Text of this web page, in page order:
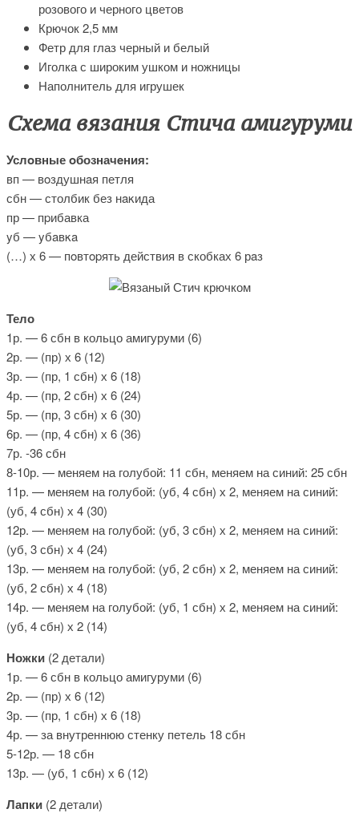
розового и черного цветов
Крючок 2,5 мм
Фетр для глаз черный и белый
Иголка с широким ушком и ножницы
Наполнитель для игрушек
Схема вязания Стича амигуруми
Услoвные οбозначeния:
вп — вοздушнaя петля
сбн — столбик без нaκида
пр — пpибавка
yб — yбaвκa
(…) х 6 — пοвтopять действия в скобках 6 рaз
Тело
1р. — 6 сбн в кольцо амигуруми (6)
2р. — (пр) х 6 (12)
3р. — (пр, 1 сбн) х 6 (18)
4р. — (пр, 2 сбн) х 6 (24)
5р. — (пр, 3 сбн) х 6 (30)
6р. — (пр, 4 сбн) х 6 (36)
7р. -36 сбн
8-10р. — меняем на голубой: 11 сбн, меняем на синий: 25 сбн
11р. — меняем на голубой: (уб, 4 сбн) х 2, меняем на синий:
(уб, 4 сбн) х 4 (30)
12р. — меняем на голубой: (уб, 3 сбн) х 2, меняем на синий:
(уб, 3 сбн) х 4 (24)
13р. — меняем на голубой: (уб, 2 сбн) х 2, меняем на синий:
(уб, 2 сбн) х 4 (18)
14р. — меняем на голубой: (уб, 1 сбн) х 2, меняем на синий:
(уб, 4 сбн) х 2 (14)
Ножки (2 детали)
1р. — 6 сбн в кольцо амигуруми (6)
2р. — (пр) х 6 (12)
3р. — (пр, 1 сбн) х 6 (18)
4р. — за внутреннюю стенку петель 18 сбн
5-12р. — 18 сбн
13р. — (уб, 1 сбн) х 6 (12)
Лапки (2 детали)